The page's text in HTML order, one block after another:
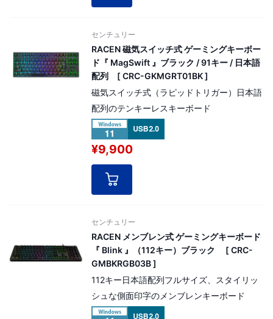
センチュリー
RACEN 磁気スイッチ式 ゲーミングキーボー
ド『 MagSwift 』ブラック / 91キー / 日本語
配列 [ CRC-GKMGRT01BK ]
磁気スイッチ式（ラピッドトリガー）日本語
配列のテンキーレスキーボード
¥9,900
センチュリー
RACEN メンブレン式 ゲーミングキーボード
『 Blink 』（112キー）ブラック [ CRC-
GMBKRGB03B ]
112キー日本語配列フルサイズ、スタイリッ
シュな側面印字のメンブレンキーボード